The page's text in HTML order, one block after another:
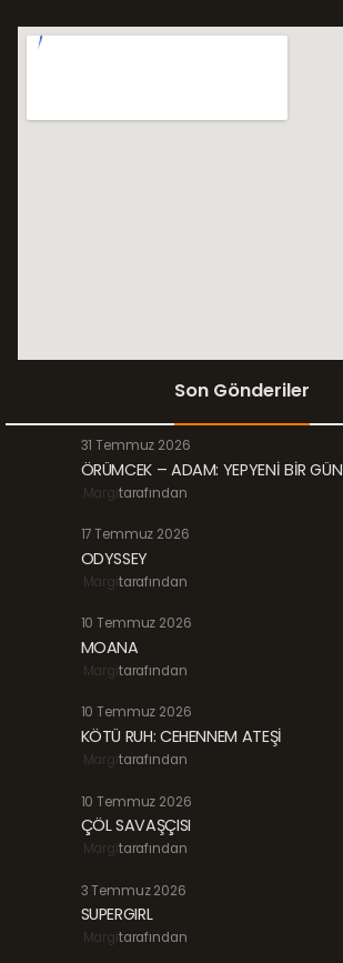
Son Gönderiler
31 Temmuz 2026
ÖRÜMCEK – ADAM: YEPYENİ BİR GÜN
Margitarafından
17 Temmuz 2026
ODYSSEY
Margitarafından
10 Temmuz 2026
MOANA
Margitarafından
10 Temmuz 2026
KÖTÜ RUH: CEHENNEM ATEŞİ
Margitarafından
10 Temmuz 2026
ÇÖL SAVAŞÇISI
Margitarafından
3 Temmuz 2026
SUPERGIRL
Margitarafından